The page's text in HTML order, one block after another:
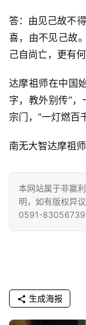
明
答：由见己故不
喜，由不见己故
己自尚亡，更有
达摩祖师在中国
字，教外别传”
宗门，“一灯燃百
南无大智达摩祖师
本网站属于非赢
明，如有版权异
0591-
生成海报